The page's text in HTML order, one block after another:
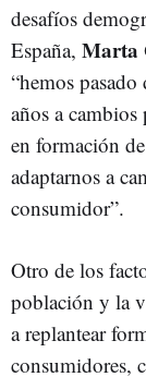
desafíos
España, Marta
“hemos
años a
en formación
adaptarnos a
consumidor”.
Otro de los
población y la
a replantear
consumidores,